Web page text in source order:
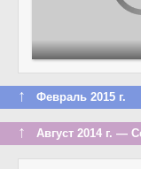
↑ Февраль 2015 г.
↑ Август 2014 г. —